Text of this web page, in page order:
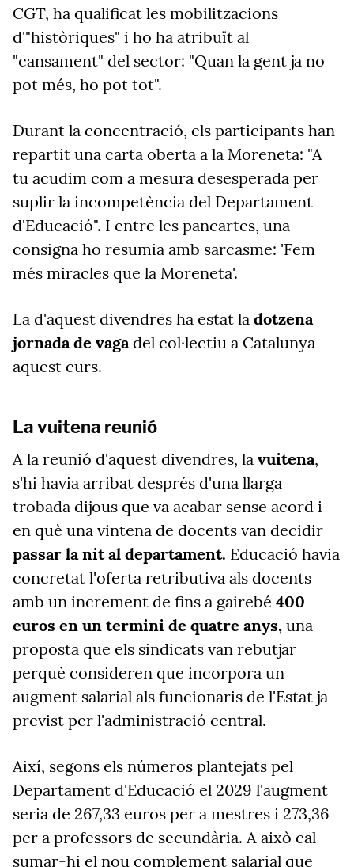
CGT, ha qualificat les mobilitzacions
d'"històriques" i ho ha atribuït al
"cansament" del sector: "Quan la gent ja no
pot més, ho pot tot".
Durant la concentració, els participants han
repartit una carta oberta a la Moreneta: "A
tu acudim com a mesura desesperada per
suplir la incompetència del Departament
d'Educació". I entre les pancartes, una
consigna ho resumia amb sarcasme: 'Fem
més miracles que la Moreneta'.
La d'aquest divendres ha estat la dotzena
jornada de vagadel col·lectiu a Catalunya
aquest curs.
La vuitena reunió
A la reunió d'aquest divendres, la vuitena,
s'hi havia arribat després d'una llarga
trobada dijous que va acabar sense acord i
en què una vintena de docents van decidir
passar la nit al departament. Educació havia
concretat l'oferta retributiva als docents
amb un increment de fins a gairebé 400
euros en un termini de quatre anys, una
proposta que els sindicats van rebutjar
perquè consideren que incorpora un
augment salarial als funcionaris de l'Estat ja
previst per l'administració central.
Així, segons els números plantejats pel
Departament d'Educació el 2029 l'augment
seria de 267,33 euros per a mestres i 273,36
per a professors de secundària. A això cal
sumar-hi el nou complement salarial que